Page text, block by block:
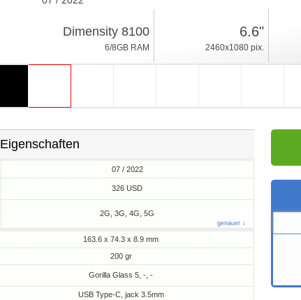
Android 12
Dimensity 8100
6/8GB RAM
6.6"
2460x1080 pix.
Eigenschaften
07 / 2022
326 USD
2G, 3G, 4G, 5G
genauer ↓
163.6 x 74.3 x 8.9 mm
200 gr
Gorilla Glass 5, -, -
USB Type-C, jack 3.5mm